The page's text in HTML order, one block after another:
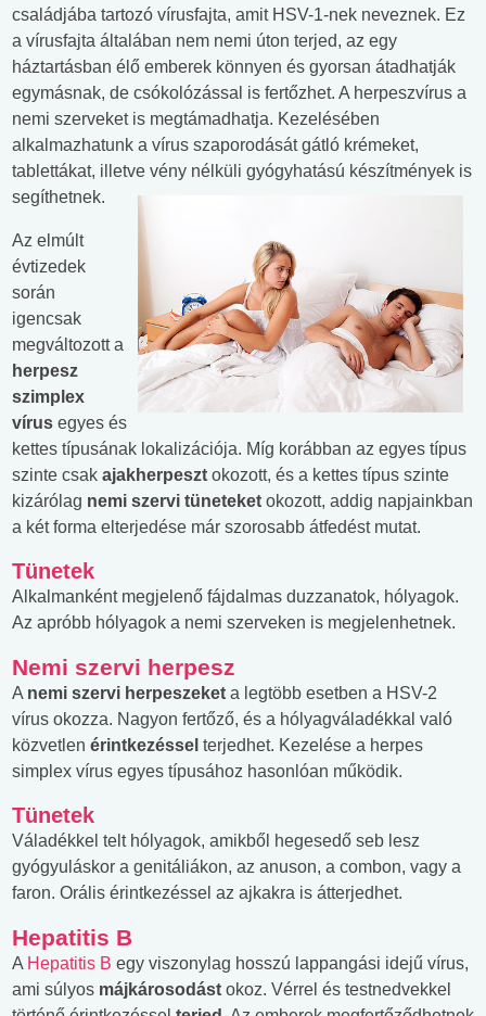
családjába tartozó vírusfajta, amit HSV-1-nek neveznek. Ez
a vírusfajta általában nem nemi úton terjed, az egy
háztartásban élő emberek könnyen és gyorsan átadhatják
egymásnak, de csókolózással is fertőzhet. A herpeszvírus a
nemi szerveket is megtámadhatja. Kezelésében
alkalmazhatunk a vírus szaporodását gátló krémeket,
tablettákat, illetve vény nélküli gyógyhatású készítmények is
segíthetnek.
Az elmúlt
évtizedek
során
igencsak
megváltozott a
herpesz
szimplex
vírus egyes és
kettes típusának lokalizációja. Míg korábban az egyes típus
szinte csak ajakherpeszt okozott, és a kettes típus szinte
kizárólag nemi szervi tüneteket okozott, addig napjainkban
a két forma elterjedése már szorosabb átfedést mutat.
Tünetek
Alkalmanként megjelenő fájdalmas duzzanatok, hólyagok.
Az apróbb hólyagok a nemi szerveken is megjelenhetnek.
Nemi szervi herpesz
A nemi szervi herpeszeket a legtöbb esetben a HSV-2
vírus okozza. Nagyon fertőző, és a hólyagváladékkal való
közvetlen érintkezéssel terjedhet. Kezelése a herpes
simplex vírus egyes típusához hasonlóan működik.
Tünetek
Váladékkel telt hólyagok, amikből hegesedő seb lesz
gyógyuláskor a genitáliákon, az anuson, a combon, vagy a
faron. Orális érintkezéssel az ajkakra is átterjedhet.
Hepatitis B
A Hepatitis B egy viszonylag hosszú lappangási idejű vírus,
ami súlyos májkárosodást okoz. Vérrel és testnedvekkel